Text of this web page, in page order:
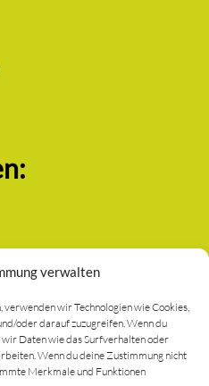
verwalten
wir Technologien wie Cookies,
oder darauf zuzugreifen. Wenn du
wir Daten wie das Surfverhalten oder
Wenn du deine Zustimmung nicht
Merkmale und Funktionen
anmelden